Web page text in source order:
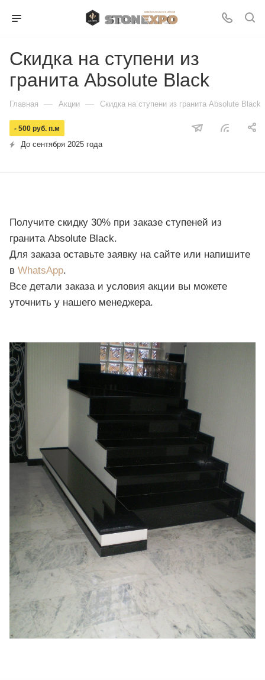
Скидка на ступени из
гранита Absolute Black
Главная — Акции — Скидка на ступени из гранита Absolute Black
- 500 руб. п.м
До сентября 2025 года
Получите скидку 30% при заказе ступеней из
гранита Absolute Black.
Для заказа оставьте заявку на сайте или напишите
в WhatsApp.
Все детали заказа и условия акции вы можете
уточнить у нашего менеджера.